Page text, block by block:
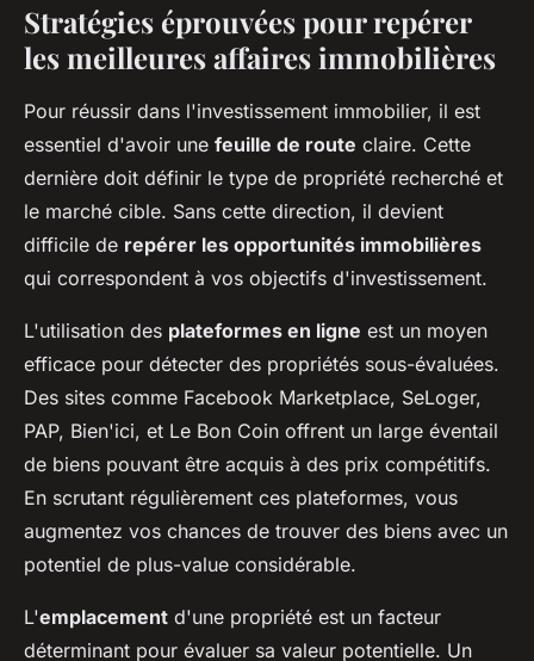
Stratégies éprouvées pour repérer
les meilleures affaires immobilières
Pour réussir dans l'investissement immobilier, il est
essentiel d'avoir une feuille de route claire. Cette
dernière doit définir le type de propriété recherché et
le marché cible. Sans cette direction, il devient
difficile de repérer les opportunités immobilières
qui correspondent à vos objectifs d'investissement.
L'utilisation des plateformes en ligne est un moyen
efficace pour détecter des propriétés sous-évaluées.
Des sites comme Facebook Marketplace, SeLoger,
PAP, Bien'ici, et Le Bon Coin offrent un large éventail
de biens pouvant être acquis à des prix compétitifs.
En scrutant régulièrement ces plateformes, vous
augmentez vos chances de trouver des biens avec un
potentiel de plus-value considérable.
L'emplacement d'une propriété est un facteur
déterminant pour évaluer sa valeur potentielle. Un